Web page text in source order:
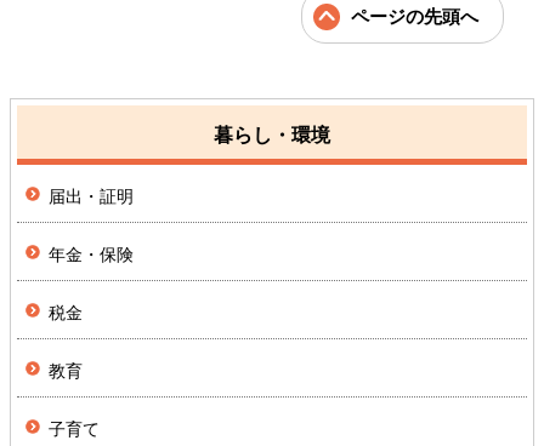
ページの先頭へ
暮らし・環境
届出・証明
年金・保険
税金
教育
子育て